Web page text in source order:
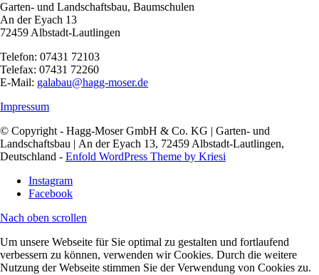
Garten- und Landschaftsbau, Baumschulen
An der Eyach 13
72459 Albstadt-Lautlingen
Telefon: 07431 72103
Telefax: 07431 72260
E-Mail: galabau@hagg-moser.de
Impressum
© Copyright - Hagg-Moser GmbH & Co. KG | Garten- und
Landschaftsbau | An der Eyach 13, 72459 Albstadt-Lautlingen,
Deutschland - Enfold WordPress Theme by Kriesi
Instagram
Facebook
Nach oben scrollen
Um unsere Webseite für Sie optimal zu gestalten und fortlaufend
verbessern zu können, verwenden wir Cookies. Durch die weitere
Nutzung der Webseite stimmen Sie der Verwendung von Cookies zu.